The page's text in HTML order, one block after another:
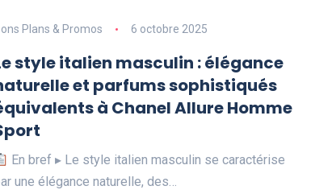
Plans & Promos 6 octobre 2025
style italien masculin : élégance
et parfums sophistiqués
à Chanel Allure Homme
En bref ▸ Le style italien masculin se caractérise
une élégance naturelle, des…